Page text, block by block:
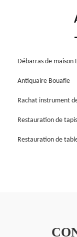
Débarras de maison
Antiquaire Bouafle
Rachat instrument
Restauration de
Restauration de